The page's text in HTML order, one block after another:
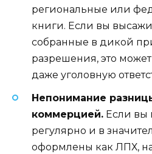
региональные или
книги. Если вы
собранные в дикой
разрешения, это
даже уголовную
Непонимание
коммерцией. Если вы
регулярно и в
оформлены как ЛПХ,